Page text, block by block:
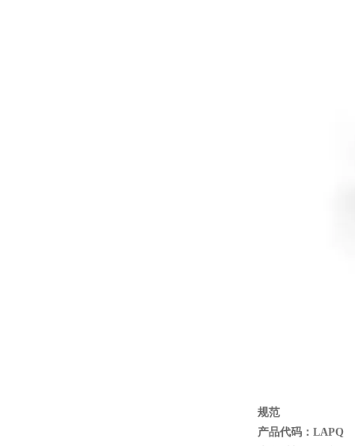
规范
产品代码：LAPQ